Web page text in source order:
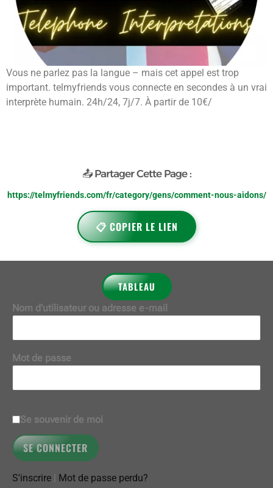
Vous ne parlez pas la langue – mais cet appel est trop
important. telmyfriends vous connecte en secondes à un vrai
interprète humain. 24h/24, 7j/7. À partir de 10€/
📤 Partager Cette Page :
https://telmyfriends.com/fr/category/gens/comment-nous-aidons/
📋 COPIER LE LIEN
TABLEAU
Nom d'utilisateur ou adresse e-mail
Mot de passe
Se souvenir de moi
S'inscrire Mot de passe perdu?